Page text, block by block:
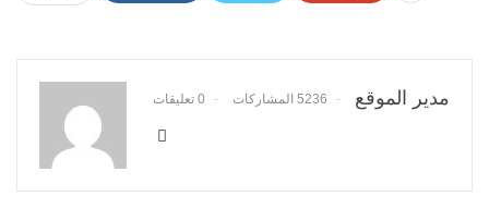
مدير الموقع 5236 المشاركات 0 تعليقات